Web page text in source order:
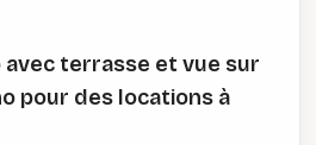
avec terrasse et vue sur
pour des locations à